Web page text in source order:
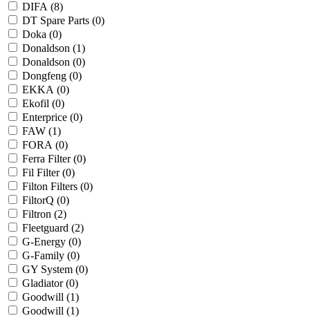
DIFA (8)
DT Spare Parts (0)
Doka (0)
Donaldson (1)
Donaldson (0)
Dongfeng (0)
EKKA (0)
Ekofil (0)
Enterprice (0)
FAW (1)
FORA (0)
Ferra Filter (0)
Fil Filter (0)
Filton Filters (0)
FiltorQ (0)
Filtron (2)
Fleetguard (2)
G-Energy (0)
G-Family (0)
GY System (0)
Gladiator (0)
Goodwill (1)
Goodwill (1)